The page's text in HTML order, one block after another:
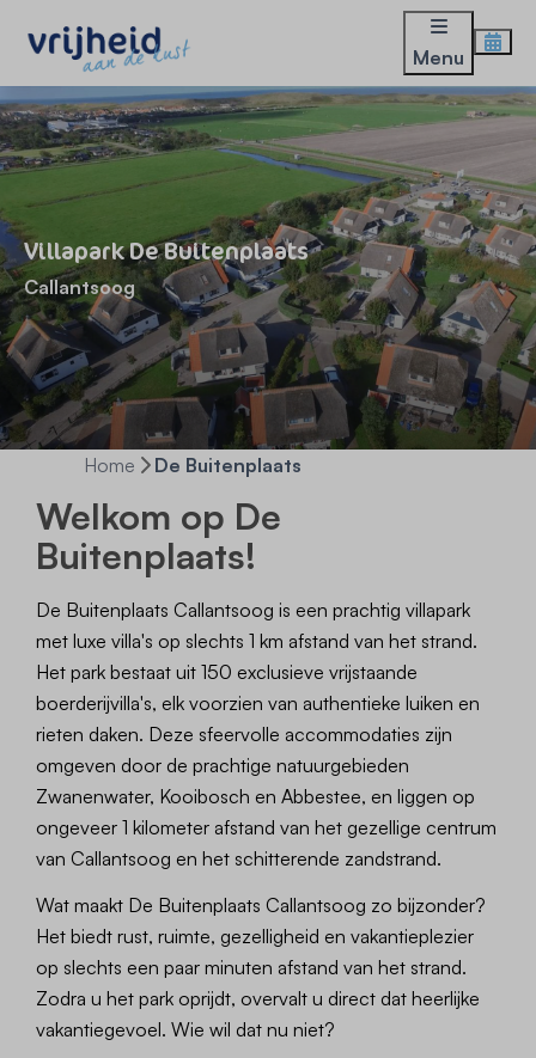
Menu
Villapark De Buitenplaats
Callantsoog
Home De Buitenplaats
Welkom op De
Buitenplaats!
De Buitenplaats Callantsoog is een prachtig villapark
met luxe villa's op slechts 1 km afstand van het strand.
Het park bestaat uit 150 exclusieve vrijstaande
boerderijvilla's, elk voorzien van authentieke luiken en
rieten daken. Deze sfeervolle accommodaties zijn
omgeven door de prachtige natuurgebieden
Zwanenwater, Kooibosch en Abbestee, en liggen op
ongeveer 1 kilometer afstand van het gezellige centrum
van Callantsoog en het schitterende zandstrand.
Wat maakt De Buitenplaats Callantsoog zo bijzonder?
Het biedt rust, ruimte, gezelligheid en vakantieplezier
op slechts een paar minuten afstand van het strand.
Zodra u het park oprijdt, overvalt u direct dat heerlijke
vakantiegevoel. Wie wil dat nu niet?